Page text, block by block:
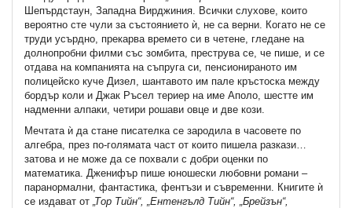
Шепърдстаун, Западна Вирджиния. Всички слухове, които
вероятно сте чули за състоянието ѝ, не са верни. Когато не се
труди усърдно, прекарва времето си в четене, гледане на
долнопробни филми със зомбита, преструва се, че пише, и се
отдава на компанията на съпруга си, пенсионираното им
полицейско куче Дизел, шантавото им пале кръстоска между
бордър коли и Джак Ръсел териер на име Аполо, шестте им
надменни алпаки, четири рошави овце и две кози.
Мечтата ѝ да стане писателка се зародила в часовете по
алгебра, през по-голямата част от които пишела разкази…
затова и не може да се похвали с добри оценки по
математика. Дженифър пише юношески любовни романи –
паранормални, фантастика, фентъзи и съвременни. Книгите ѝ
се издават от „Тор Тийн“, „Ентенгълд Тийн“, „Брейзън“,